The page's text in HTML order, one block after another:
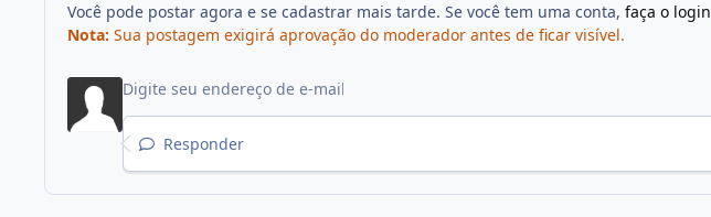
Você pode postar agora e se cadastrar mais tarde. Se você tem uma conta, faça o login
Nota: Sua postagem exigirá aprovação do moderador antes de ficar visível.
Responder